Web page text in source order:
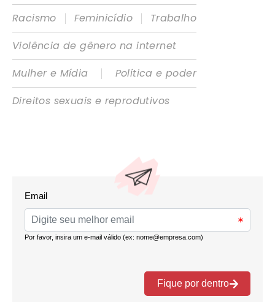
Racismo | Feminicídio |
Trabalho
Violência de gênero na internet
Mulher e Mídia
|
Política e poder
Direitos sexuais e reprodutivos